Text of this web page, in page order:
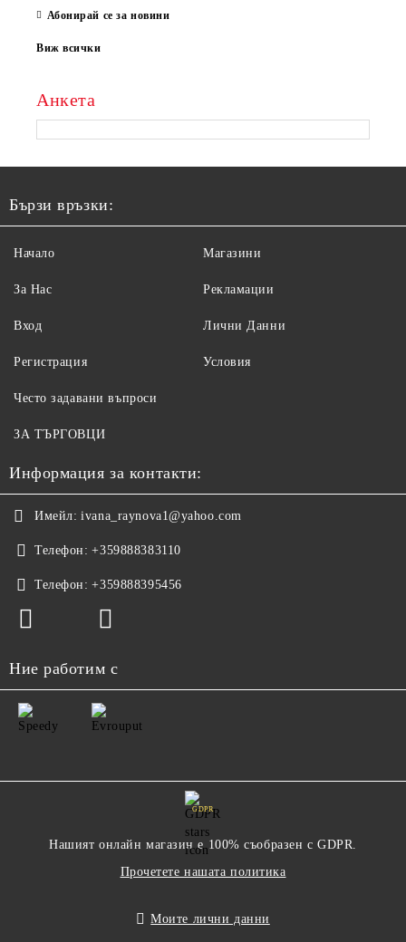
Абонирай се за новини
Виж всички
Анкета
Бързи връзки:
Начало
За Нас
Вход
Регистрация
Магазини
Рекламации
Лични Данни
Условия
Често задавани въпроси
ЗА ТЪРГОВЦИ
Информация за контакти:
Имейл: ivana_raynova1@yahoo.com
Телефон: +359888383110
Телефон: +359888395456
Ние работим с
GDPR
Нашият онлайн магазин е 100% съобразен с GDPR.
Прочетете нашата политика
Моите лични данни